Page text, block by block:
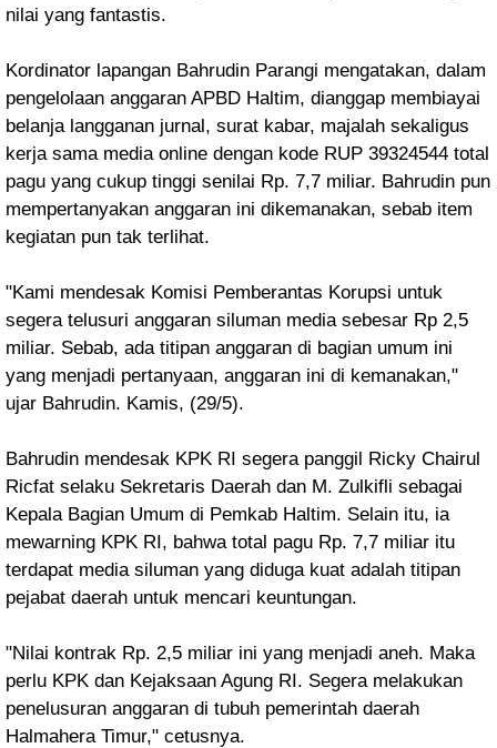
nilai yang fantastis.
Kordinator lapangan Bahrudin Parangi mengatakan, dalam
pengelolaan anggaran APBD Haltim, dianggap membiayai
belanja langganan jurnal, surat kabar, majalah sekaligus
kerja sama media online dengan kode RUP 39324544 total
pagu yang cukup tinggi senilai Rp. 7,7 miliar. Bahrudin pun
mempertanyakan anggaran ini dikemanakan, sebab item
kegiatan pun tak terlihat.
"Kami mendesak Komisi Pemberantas Korupsi untuk
segera telusuri anggaran siluman media sebesar Rp 2,5
miliar. Sebab, ada titipan anggaran di bagian umum ini
yang menjadi pertanyaan, anggaran ini di kemanakan,"
ujar Bahrudin. Kamis, (29/5).
Bahrudin mendesak KPK RI segera panggil Ricky Chairul
Ricfat selaku Sekretaris Daerah dan M. Zulkifli sebagai
Kepala Bagian Umum di Pemkab Haltim. Selain itu, ia
mewarning KPK RI, bahwa total pagu Rp. 7,7 miliar itu
terdapat media siluman yang diduga kuat adalah titipan
pejabat daerah untuk mencari keuntungan.
"Nilai kontrak Rp. 2,5 miliar ini yang menjadi aneh. Maka
perlu KPK dan Kejaksaan Agung RI. Segera melakukan
penelusuran anggaran di tubuh pemerintah daerah
Halmahera Timur," cetusnya.